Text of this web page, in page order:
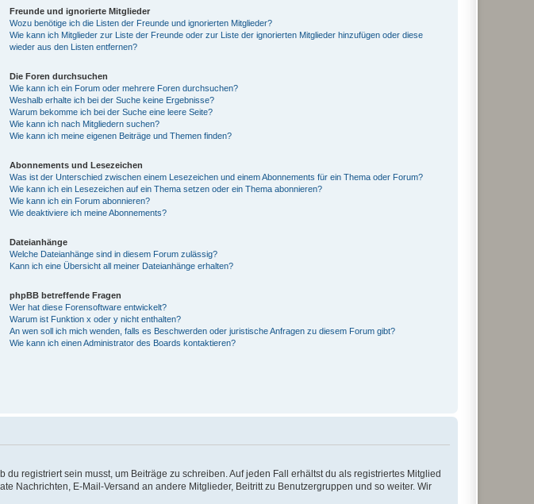
Freunde und ignorierte Mitglieder
Wozu benötige ich die Listen der Freunde und ignorierten Mitglieder?
Wie kann ich Mitglieder zur Liste der Freunde oder zur Liste der ignorierten Mitglieder hinzufügen oder diese
wieder aus den Listen entfernen?
Die Foren durchsuchen
Wie kann ich ein Forum oder mehrere Foren durchsuchen?
Weshalb erhalte ich bei der Suche keine Ergebnisse?
Warum bekomme ich bei der Suche eine leere Seite?
Wie kann ich nach Mitgliedern suchen?
Wie kann ich meine eigenen Beiträge und Themen finden?
Abonnements und Lesezeichen
Was ist der Unterschied zwischen einem Lesezeichen und einem Abonnements für ein Thema oder Forum?
Wie kann ich ein Lesezeichen auf ein Thema setzen oder ein Thema abonnieren?
Wie kann ich ein Forum abonnieren?
Wie deaktiviere ich meine Abonnements?
Dateianhänge
Welche Dateianhänge sind in diesem Forum zulässig?
Kann ich eine Übersicht all meiner Dateianhänge erhalten?
phpBB betreffende Fragen
Wer hat diese Forensoftware entwickelt?
Warum ist Funktion x oder y nicht enthalten?
An wen soll ich mich wenden, falls es Beschwerden oder juristische Anfragen zu diesem Forum gibt?
Wie kann ich einen Administrator des Boards kontaktieren?
registriert sein musst, um Beiträge zu schreiben. Auf jeden Fall erhältst du als registriertes Mitglied
Nachrichten, E-Mail-Versand an andere Mitglieder, Beitritt zu Benutzergruppen und so weiter. Wir